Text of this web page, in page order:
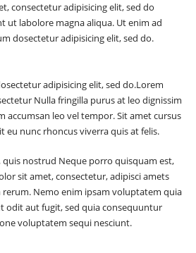
consectetur adipisicing elit, sed do
ut labolore magna aliqua. Ut enim ad
dosectetur adipisicing elit, sed do.
adipisicing elit, sed do.Lorem
Nulla fringilla purus at leo dignissim
accumsan leo vel tempor. Sit amet cursus
eu nunc rhoncus viverra quis at felis.
nostrud Neque porro quisquam est,
sit amet, consectetur, adipisci amets
rerum. Nemo enim ipsam voluptatem quia
odit aut fugit, sed quia consequuntur
voluptatem sequi nesciunt.